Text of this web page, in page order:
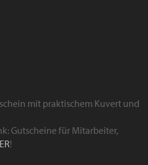
Gutscheine für Mitarbeiter,
!